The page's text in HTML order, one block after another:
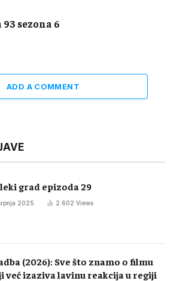
sezona 6
ADD A COMMENT
grad epizoda 29
2025. 2.602 Views
(2026): Sve što znamo o filmu
već izaziva lavinu reakcija u regiji